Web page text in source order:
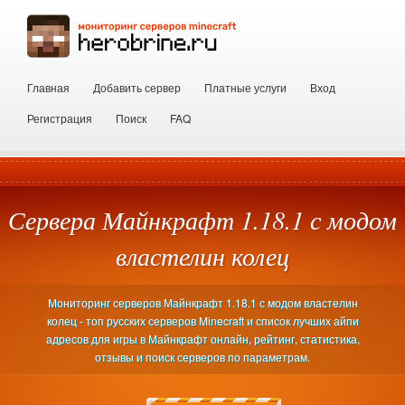
Главная Добавить сервер Платные услуги
Вход
Регистрация
Поиск FAQ
Сервера Майнкрафт 1.18.1 с модом
властелин колец
Мониторинг серверов Майнкрафт 1.18.1 с модом властелин
колец - топ русских серверов Minecraft и список лучших айпи
адресов для игры в Майнкрафт онлайн, рейтинг, статистика,
отзывы и поиск серверов по параметрам.